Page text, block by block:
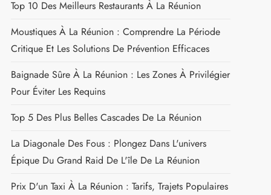
Rechercher :
LES DESTINATIONS TENDANCES
Prix Des Cigarettes Duty Free À La Réunion : Tout
Savoir Pour Acheter Au Meilleur Coût
Prix Des Cigarettes À La Réunion Au 1er Janvier 2026
: Une Comparaison Avec La France Métropolitaine
Top 10 Des Meilleurs Restaurants À La Réunion